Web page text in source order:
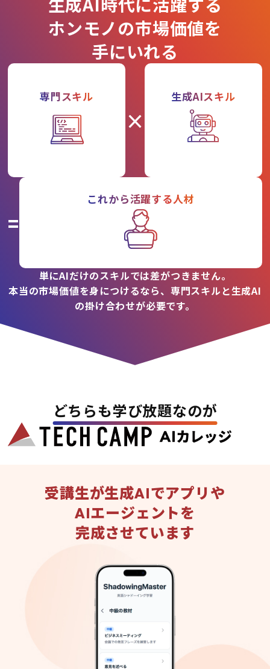
ホンモノの市場価値を
手にいれる
専門スキル
×
生成AIスキル
=
これから活躍する人材
単にAIだけのスキルでは差がつきません。
本当の市場価値を身につけるなら、専門スキルと生成AI
の掛け合わせが必要です。
どちらも学び放題なのが
受講生が生成AIでアプリや
AIエージェントを
完成させています